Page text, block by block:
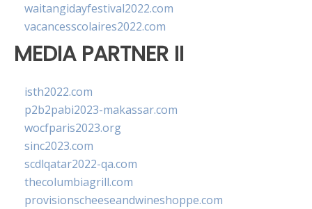
waitangidayfestival2022.com
vacancesscolaires2022.com
MEDIA PARTNER II
isth2022.com
p2b2pabi2023-makassar.com
wocfparis2023.org
sinc2023.com
scdlqatar2022-qa.com
thecolumbiagrill.com
provisionscheeseandwineshoppe.com